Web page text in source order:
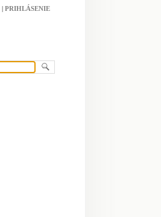
| PRIHLÁSENIE